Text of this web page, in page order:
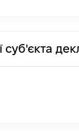
суб'єкта